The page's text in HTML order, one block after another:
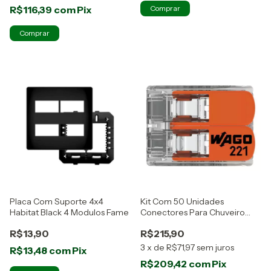
R$116,39 comPix
Comprar
Placa Com Suporte 4x4
Habitat Black 4 Modulos Fame
R$13,90
R$13,48 comPix
Kit Com 50 Unidades
Conectores Para Chuveiro
R$215,90
3 x de R$71,97sem juros
R$209,42 comPix